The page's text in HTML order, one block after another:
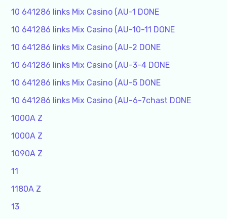
10 641286 links Mix Casino (AU-1 DONE
10 641286 links Mix Casino (AU-10-11 DONE
10 641286 links Mix Casino (AU-2 DONE
10 641286 links Mix Casino (AU-3-4 DONE
10 641286 links Mix Casino (AU-5 DONE
10 641286 links Mix Casino (AU-6-7chast DONE
1000A Z
1000A Z
1090A Z
11
1180A Z
13